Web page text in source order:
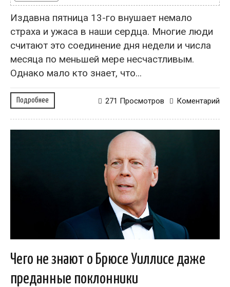
Издавна пятница 13-го внушает немало
страха и ужаса в наши сердца. Многие люди
считают это соединение дня недели и числа
месяца по меньшей мере несчастливым.
Однако мало кто знает, что...
Подробнее Коментарий
271 Просмотров
Чего не знают о Брюсе Уиллисе даже
преданные поклонники